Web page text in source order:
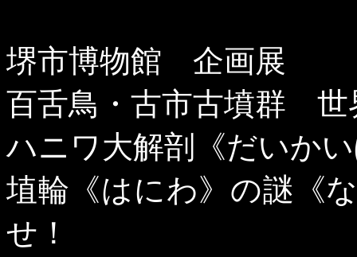
堺市博物館 企画展
百舌鳥・古市古墳群 世
ハニワ大解剖《だいか
埴輪《はにわ》の謎《
せ！